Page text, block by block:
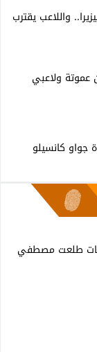
واللاعب يقترب
ولاعبي
جواو كانسيلو
طلعت مصطفي